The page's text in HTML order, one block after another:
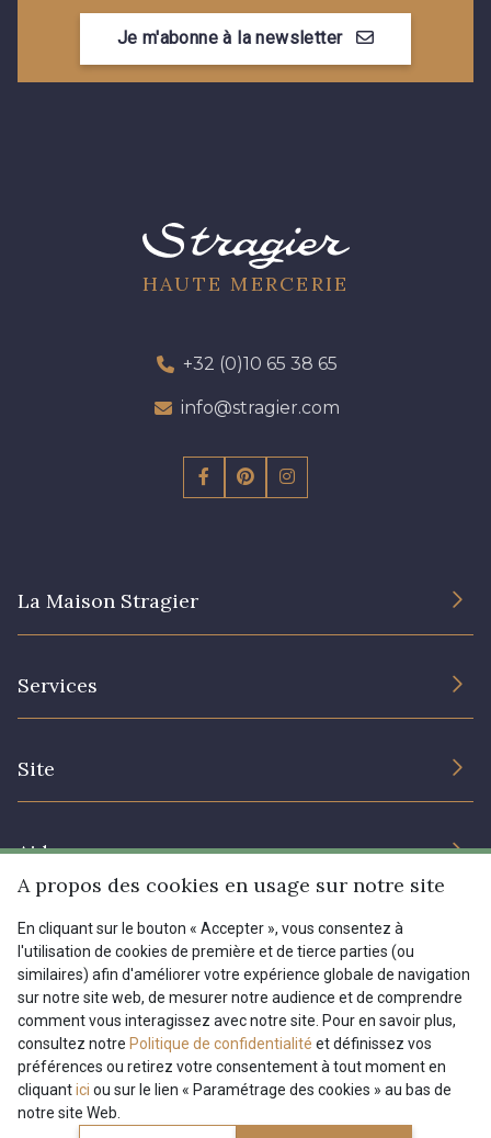
Je m'abonne à la newsletter
HAUTE MERCERIE
+32 (0)10 65 38 65
info@stragier.com
La Maison Stragier
Services
Site
Prix réduits
Aide
Livraison : France, Belgique, International
Retours & réclamations
FAQ - Questions fréquentes
Modes de paiements
Menu
Tous nos tissus
Magazine
FR EN
A propos des cookies en usage sur notre site
En cliquant sur le bouton « Accepter », vous consentez à
l'utilisation de cookies de première et de tierce parties (ou
similaires) afin d'améliorer votre expérience globale de navigation
sur notre site web, de mesurer notre audience et de comprendre
comment vous interagissez avec notre site. Pour en savoir plus,
consultez notre Politique de confidentialité et définissez vos
préférences ou retirez votre consentement à tout moment en
cliquantici ou sur le lien « Paramétrage des cookies » au bas de
notre site Web.